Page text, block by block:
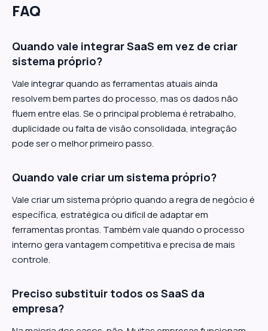
FAQ
Quando vale integrar SaaS em vez de criar
sistema próprio?
Vale integrar quando as ferramentas atuais ainda
resolvem bem partes do processo, mas os dados não
fluem entre elas. Se o principal problema é retrabalho,
duplicidade ou falta de visão consolidada, integração
pode ser o melhor primeiro passo.
Quando vale criar um sistema próprio?
Vale criar um sistema próprio quando a regra de negócio é
específica, estratégica ou difícil de adaptar em
ferramentas prontas. Também vale quando o processo
interno gera vantagem competitiva e precisa de mais
controle.
Preciso substituir todos os SaaS da
empresa?